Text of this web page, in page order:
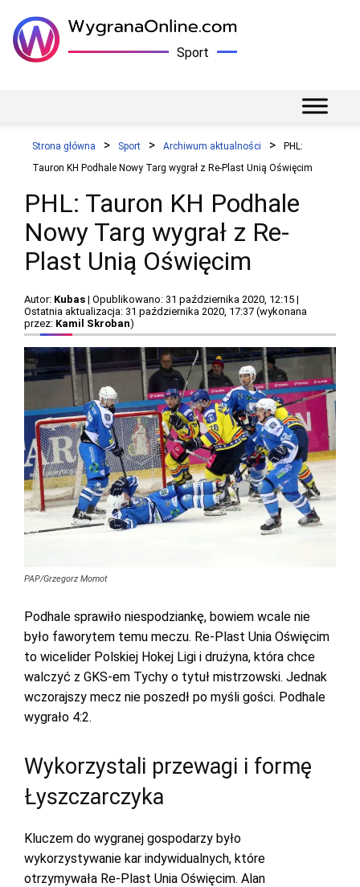
Sport
Strona główna Sport Archiwum aktualności
PHL:
Tauron KH Podhale Nowy Targ wygrał z Re-Plast Unią Oświęcim
PHL: Tauron KH Podhale
Nowy Targ wygrał z Re-
Plast Unią Oświęcim
Autor: Kubas | Opublikowano: 31 października 2020, 12:15 |
Ostatnia aktualizacja: 31 października 2020, 17:37 (wykonana
przez: Kamil Skroban)
PAP/Grzegorz Momot
Podhale sprawiło niespodziankę, bowiem wcale nie
było faworytem temu meczu. Re-Plast Unia Oświęcim
to wicelider Polskiej Hokej Ligi i drużyna, która chce
walczyć z GKS-em Tychy o tytuł mistrzowski. Jednak
wczorajszy mecz nie poszedł po myśli gości. Podhale
wygrało 4:2.
Wykorzystali przewagi i formę
Łyszczarczyka
Kluczem do wygranej gospodarzy było
wykorzystywanie kar indywidualnych, które
otrzymywała Re-Plast Unia Oświęcim. Alan